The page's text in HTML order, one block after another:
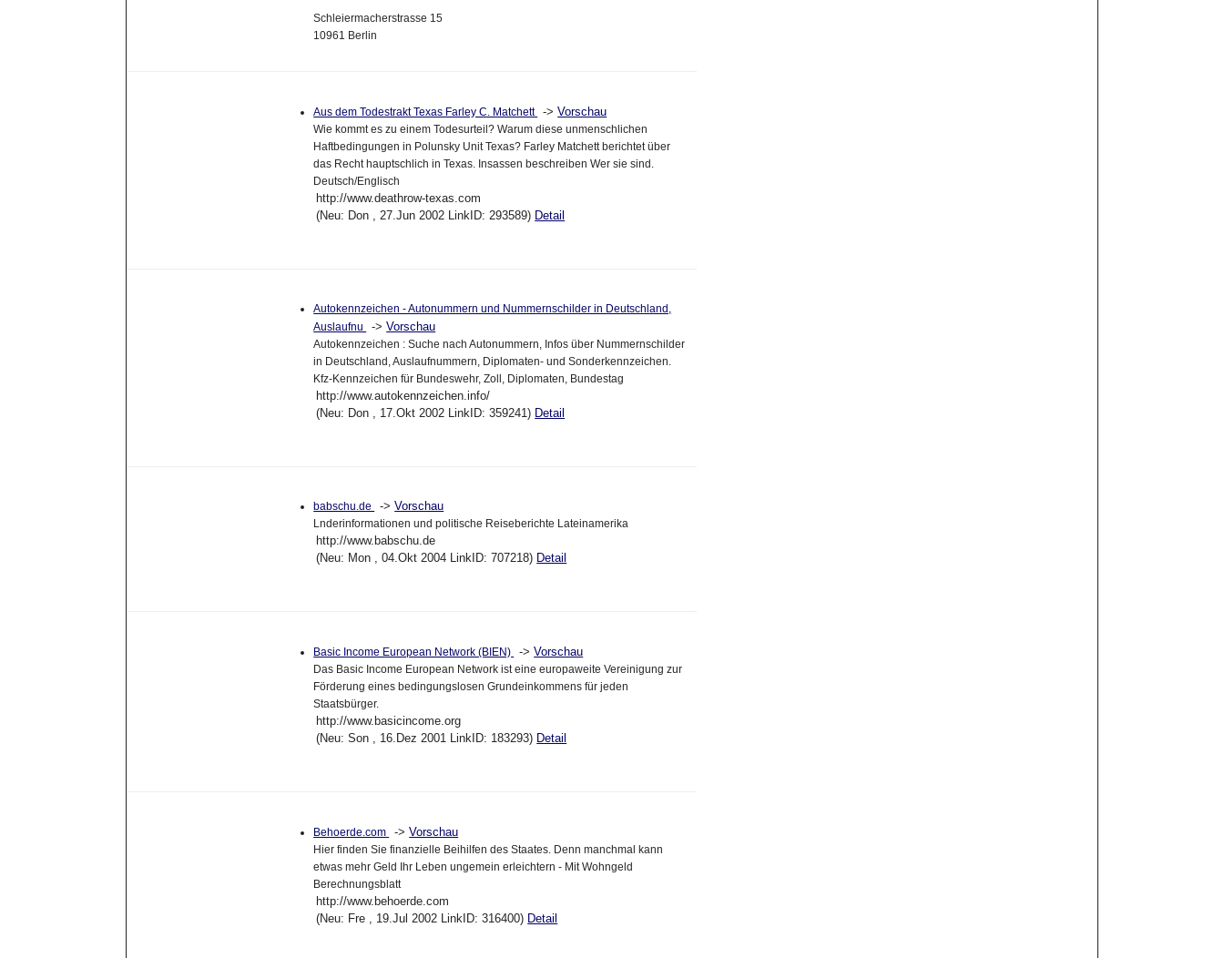
Schleiermacherstrasse 15
10961 Berlin
Aus dem Todestrakt Texas Farley C. Matchett ->Vorschau
Wie kommt es zu einem Todesurteil? Warum diese unmenschlichen
Haftbedingungen in Polunsky Unit Texas? Farley Matchett berichtet über
das Recht hauptschlich in Texas. Insassen beschreiben Wer sie sind.
Deutsch/Englisch
http://www.deathrow-texas.com
(Neu: Don , 27.Jun 2002 LinkID: 293589) Detail
Autokennzeichen - Autonummern und Nummernschilder in Deutschland,
Auslaufnu
->Vorschau
Autokennzeichen : Suche nach Autonummern, Infos über Nummernschilder
in Deutschland, Auslaufnummern, Diplomaten- und Sonderkennzeichen.
Kfz-Kennzeichen für Bundeswehr, Zoll, Diplomaten, Bundestag
http://www.autokennzeichen.info/
(Neu: Don , 17.Okt 2002 LinkID: 359241) Detail
babschu.de ->Vorschau
Lnderinformationen und politische Reiseberichte Lateinamerika
http://www.babschu.de
(Neu: Mon , 04.Okt 2004 LinkID: 707218) Detail
Basic Income European Network (BIEN) ->Vorschau
Das Basic Income European Network ist eine europaweite Vereinigung zur
Förderung eines bedingungslosen Grundeinkommens für jeden
Staatsbürger.
http://www.basicincome.org
(Neu: Son , 16.Dez 2001 LinkID: 183293) Detail
Behoerde.com ->Vorschau
Hier finden Sie finanzielle Beihilfen des Staates. Denn manchmal kann
etwas mehr Geld Ihr Leben ungemein erleichtern - Mit Wohngeld
Berechnungsblatt
http://www.behoerde.com
(Neu: Fre , 19.Jul 2002 LinkID: 316400) Detail